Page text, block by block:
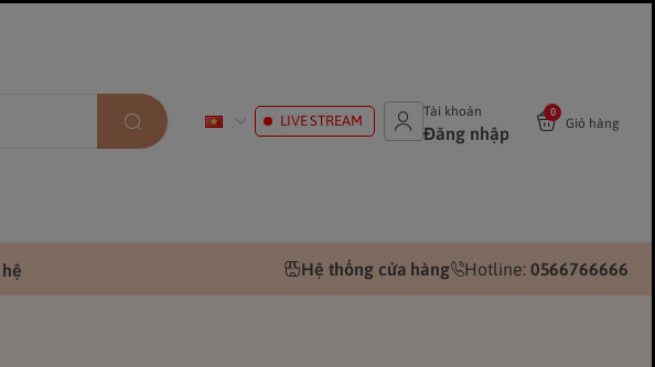
LIVE STREAM
Tài khoản
Đăng nhập
0
Giỏ hàng
Hệ thống cửa hàng Hotline: 0566766666